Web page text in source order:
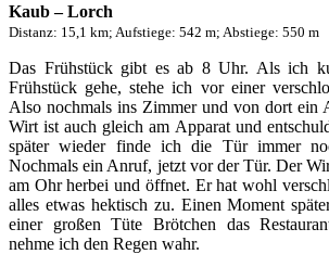
Kaub – Lorch
Distanz: 15,1 km; Aufstiege: 542 m; Abstiege: 550 m
Das Frühstück gibt es ab 8 Uhr. Als ich
Frühstück gehe, stehe ich vor einer
Also nochmals ins Zimmer und von dort ein
Wirt ist auch gleich am Apparat und
später wieder finde ich die Tür immer
Nochmals ein Anruf, jetzt vor der Tür. Der
am Ohr herbei und öffnet. Er hat wohl
alles etwas hektisch zu. Einen Moment
einer großen Tüte Brötchen das
nehme ich den Regen wahr.